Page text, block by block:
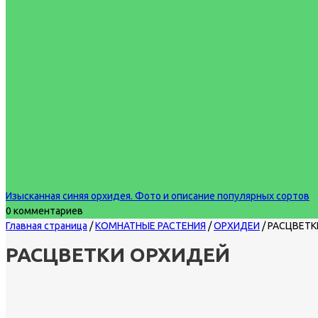
Изысканная синяя орхидея. Фото и описание популярных сортов
0 комментариев
Главная страница /КОМНАТНЫЕ РАСТЕНИЯ /ОРХИДЕИ /
РАСЦВЕТКИ ОРХИДЕЙ